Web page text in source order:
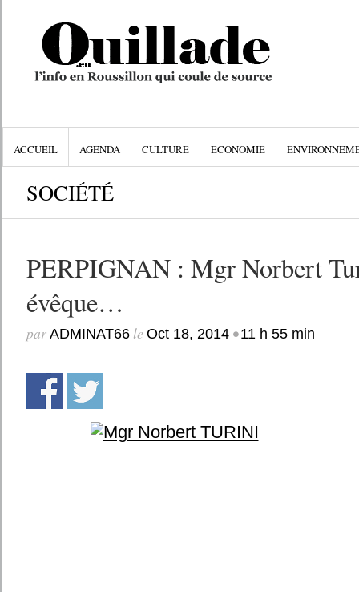
ACCUEIL AGENDA CULTURE ECONOMIE
SOCIÉTÉ
PERPIGNAN : Mgr Norbert
évêque…
par ADMINAT66le Oct 18, 2014•11 h 55 min